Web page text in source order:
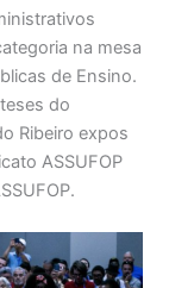
na mesa
de Ensino.
do
Ribeiro expos
ASSUFOP